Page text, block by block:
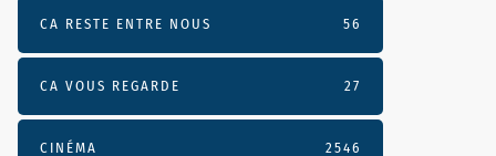
CA RESTE ENTRE NOUS 56
CA VOUS REGARDE 27
CINÉMA 2546